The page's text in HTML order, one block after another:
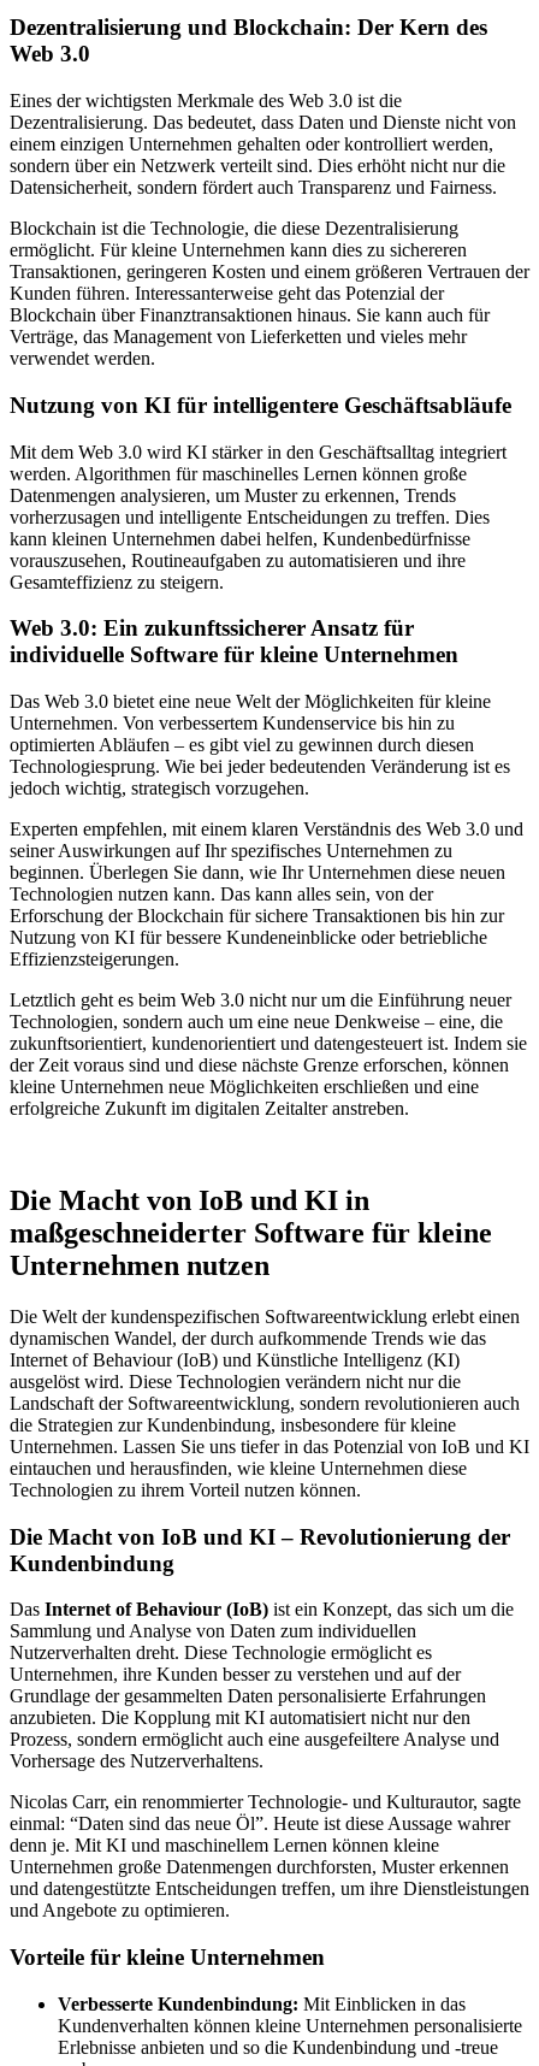
Dezentralisierung und Blockchain: Der Kern des
Web 3.0
Eines der wichtigsten Merkmale des Web 3.0 ist die
Dezentralisierung. Das bedeutet, dass Daten und Dienste nicht von
einem einzigen Unternehmen gehalten oder kontrolliert werden,
sondern über ein Netzwerk verteilt sind. Dies erhöht nicht nur die
Datensicherheit, sondern fördert auch Transparenz und Fairness.
Blockchain ist die Technologie, die diese Dezentralisierung
ermöglicht. Für kleine Unternehmen kann dies zu sichereren
Transaktionen, geringeren Kosten und einem größeren Vertrauen der
Kunden führen. Interessanterweise geht das Potenzial der
Blockchain über Finanztransaktionen hinaus. Sie kann auch für
Verträge, das Management von Lieferketten und vieles mehr
verwendet werden.
Nutzung von KI für intelligentere Geschäftsabläufe
Mit dem Web 3.0 wird KI stärker in den Geschäftsalltag integriert
werden. Algorithmen für maschinelles Lernen können große
Datenmengen analysieren, um Muster zu erkennen, Trends
vorherzusagen und intelligente Entscheidungen zu treffen. Dies
kann kleinen Unternehmen dabei helfen, Kundenbedürfnisse
vorauszusehen, Routineaufgaben zu automatisieren und ihre
Gesamteffizienz zu steigern.
Web 3.0: Ein zukunftssicherer Ansatz für
individuelle Software für kleine Unternehmen
Das Web 3.0 bietet eine neue Welt der Möglichkeiten für kleine
Unternehmen. Von verbessertem Kundenservice bis hin zu
optimierten Abläufen – es gibt viel zu gewinnen durch diesen
Technologiesprung. Wie bei jeder bedeutenden Veränderung ist es
jedoch wichtig, strategisch vorzugehen.
Experten empfehlen, mit einem klaren Verständnis des Web 3.0 und
seiner Auswirkungen auf Ihr spezifisches Unternehmen zu
beginnen. Überlegen Sie dann, wie Ihr Unternehmen diese neuen
Technologien nutzen kann. Das kann alles sein, von der
Erforschung der Blockchain für sichere Transaktionen bis hin zur
Nutzung von KI für bessere Kundeneinblicke oder betriebliche
Effizienzsteigerungen.
Letztlich geht es beim Web 3.0 nicht nur um die Einführung neuer
Technologien, sondern auch um eine neue Denkweise – eine, die
zukunftsorientiert, kundenorientiert und datengesteuert ist. Indem sie
der Zeit voraus sind und diese nächste Grenze erforschen, können
kleine Unternehmen neue Möglichkeiten erschließen und eine
erfolgreiche Zukunft im digitalen Zeitalter anstreben.
Die Macht von IoB und KI in
maßgeschneiderter Software für kleine
Unternehmen nutzen
Die Welt der kundenspezifischen Softwareentwicklung erlebt einen
dynamischen Wandel, der durch aufkommende Trends wie das
Internet of Behaviour (IoB) und Künstliche Intelligenz (KI)
ausgelöst wird. Diese Technologien verändern nicht nur die
Landschaft der Softwareentwicklung, sondern revolutionieren auch
die Strategien zur Kundenbindung, insbesondere für kleine
Unternehmen. Lassen Sie uns tiefer in das Potenzial von IoB und KI
eintauchen und herausfinden, wie kleine Unternehmen diese
Technologien zu ihrem Vorteil nutzen können.
Die Macht von IoB und KI – Revolutionierung der
Kundenbindung
Das Internet of Behaviour (IoB) ist ein Konzept, das sich um die
Sammlung und Analyse von Daten zum individuellen
Nutzerverhalten dreht. Diese Technologie ermöglicht es
Unternehmen, ihre Kunden besser zu verstehen und auf der
Grundlage der gesammelten Daten personalisierte Erfahrungen
anzubieten. Die Kopplung mit KI automatisiert nicht nur den
Prozess, sondern ermöglicht auch eine ausgefeiltere Analyse und
Vorhersage des Nutzerverhaltens.
Nicolas Carr, ein renommierter Technologie- und Kulturautor, sagte
einmal: “Daten sind das neue Öl”. Heute ist diese Aussage wahrer
denn je. Mit KI und maschinellem Lernen können kleine
Unternehmen große Datenmengen durchforsten, Muster erkennen
und datengestützte Entscheidungen treffen, um ihre Dienstleistungen
und Angebote zu optimieren.
Vorteile für kleine Unternehmen
Verbesserte Kundenbindung: Mit Einblicken in das
Kundenverhalten können kleine Unternehmen personalisierte
Erlebnisse anbieten und so die Kundenbindung und -treue